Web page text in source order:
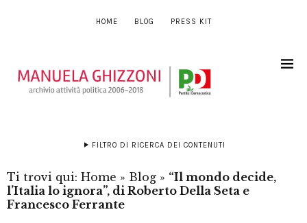
HOME BLOG PRESS KIT
FILTRO DI RICERCA DEI CONTENUTI
Ti trovi qui: Home » Blog » “Il mondo decide,
l’Italia lo ignora”, di Roberto Della Seta e
Francesco Ferrante